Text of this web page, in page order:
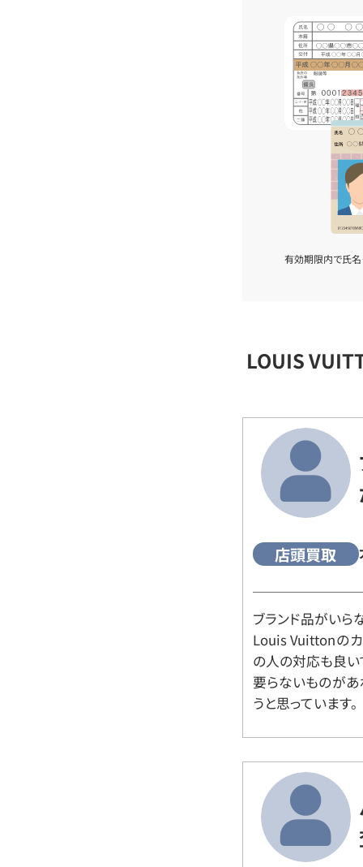
有効期限内で氏名
LOUIS
店頭買取
ブランド品がいら
Louis Vuittonの
の人の対応も良い
要らないものがあ
うと思っています。